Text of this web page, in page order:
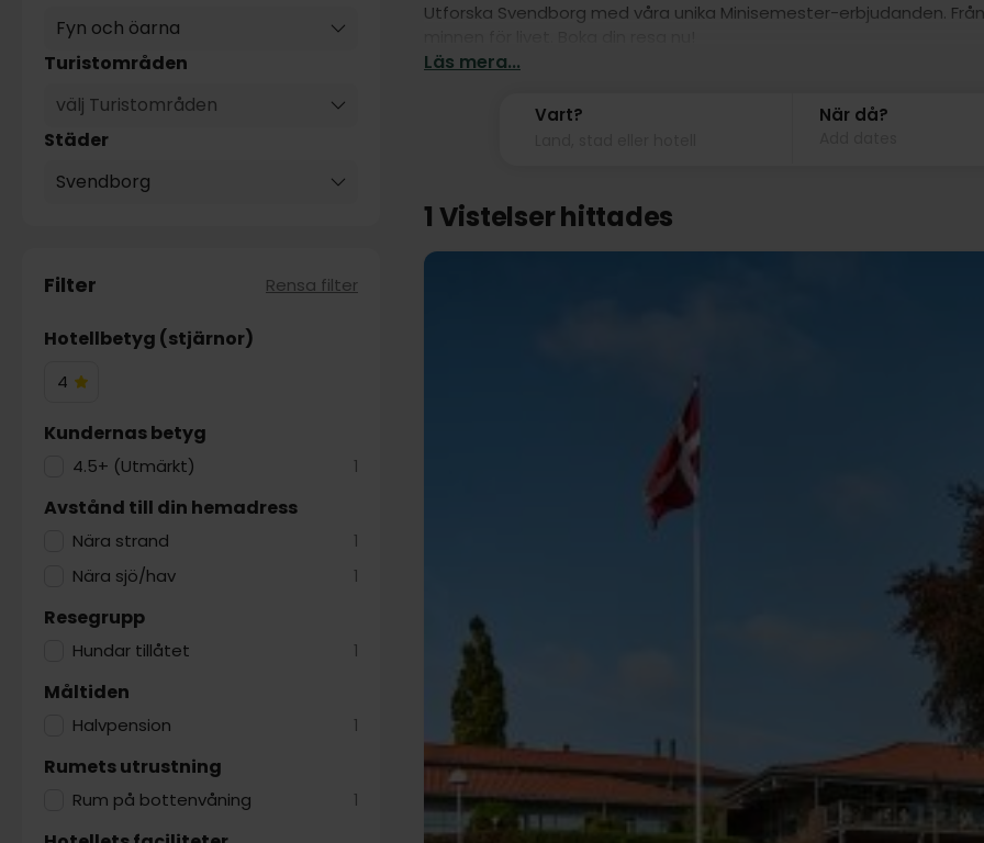
Fyn och öarna
Turistområden
välj Turistområden
Städer
Svendborg
Filter Rensa filter
Hotellbetyg (stjärnor)
4
4
Kundernas betyg
4.5+ (Utmärkt) 1
Avstånd till din hemadress
Nära strand 1
Nära sjö/hav 1
Resegrupp
Hundar tillåtet 1
Måltiden
Halvpension 1
Rumets utrustning
Rum på bottenvåning 1
Utforska Svendborg med våra unika Minisemester-erbjudanden.
Läs mera...
Vart? När då?
1 Vistelser hittades